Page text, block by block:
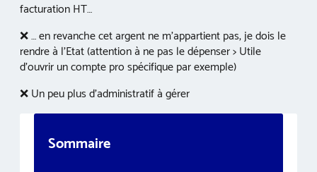
facturation HT…
❌ … en revanche cet argent ne m’appartient pas, je dois le
rendre à l’Etat (attention à ne pas le dépenser > Utile
d’ouvrir un compte pro spécifique par exemple)
❌ Un peu plus d’administratif à gérer
Sommaire